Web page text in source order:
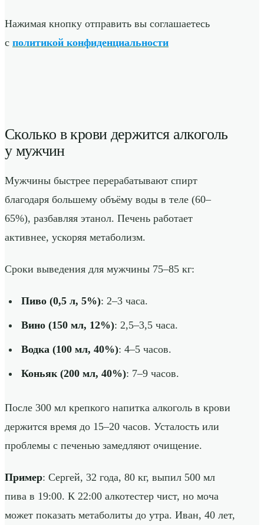
Нажимая кнопку отправить вы соглашаетесь
с политикой конфиденциальности
Сколько в крови держится алкоголь
у мужчин
Мужчины быстрее перерабатывают спирт
благодаря большему объёму воды в теле (60–
65%), разбавляя этанол. Печень работает
активнее, ускоряя метаболизм.
Сроки выведения для мужчины 75–85 кг:
Пиво (0,5 л, 5%): 2–3 часа.
Вино (150 мл, 12%): 2,5–3,5 часа.
Водка (100 мл, 40%): 4–5 часов.
Коньяк (200 мл, 40%): 7–9 часов.
После 300 мл крепкого напитка алкоголь в крови
держится время до 15–20 часов. Усталость или
проблемы с печенью замедляют очищение.
Пример: Сергей, 32 года, 80 кг, выпил 500 мл
пива в 19:00. К 22:00 алкотестер чист, но моча
может показать метаболиты до утра. Иван, 40 лет,